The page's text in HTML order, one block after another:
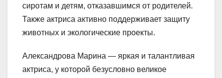
сиротам и детям, отказавшимся от родителей.
Также актриса активно поддерживает защиту
животных и экологические проекты.
Александрова Марина — яркая и талантливая
актриса, у которой безусловно великое